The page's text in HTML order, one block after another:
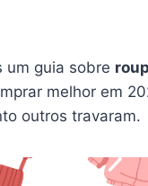
um guia sobre
melhor em
outros travaram.